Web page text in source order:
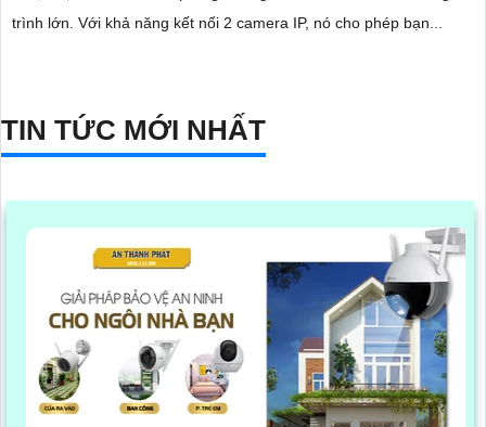
trình lớn. Với khả năng kết nối 2 camera IP, nó cho phép bạn...
TIN TỨC MỚI NHẤT